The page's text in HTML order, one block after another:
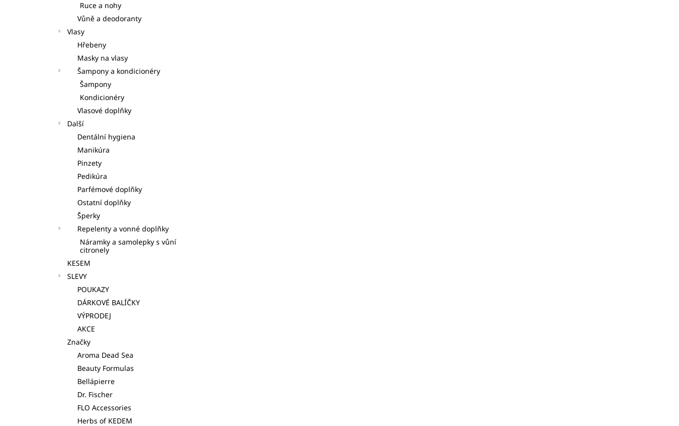
Ruce a nohy
Vůně a deodoranty
Vlasy
Hřebeny
Masky na vlasy
Šampony a kondicionéry
Šampony
Kondicionéry
Vlasové doplňky
Další
Dentální hygiena
Manikúra
Pinzety
Pedikúra
Parfémové doplňky
Ostatní doplňky
Šperky
Repelenty a vonné doplňky
Náramky a samolepky s vůní
citronely
KESEM
SLEVY
POUKAZY
DÁRKOVÉ BALÍČKY
VÝPRODEJ
AKCE
Značky
Aroma Dead Sea
Beauty Formulas
Bellápierre
Dr. Fischer
FLO Accessories
Herbs of KEDEM